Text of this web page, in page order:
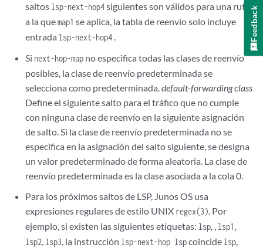
saltos lsp-next-hop4siguientes son válidos para una ruta
a la quemap1 se aplica, la tabla de reenvío solo incluye
entrada lsp-next-hop4 .
Si next-hop-map no especifica todas las clases de reenvío
posibles, la clase de reenvío predeterminada se
selecciona como predeterminada.default-forwarding class
Define el siguiente salto para el tráfico que no cumple
con ninguna clase de reenvío en la siguiente asignación
de salto. Si la clase de reenvío predeterminada no se
especifica en la asignación del salto siguiente, se designa
un valor predeterminado de forma aleatoria. La clase de
reenvío predeterminada es la clase asociada a la cola 0.
Para los próximos saltos de LSP, Junos OS usa
expresiones regulares de estilo UNIX regex(3). Por
ejemplo, si existen las siguientes etiquetas: lsp, , lsp1,
lsp2, lsp3, la instrucción lsp-next-hop lspcoincide lsp,
Feedback